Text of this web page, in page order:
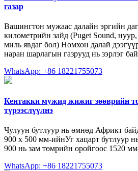
газар
Вашингтон мужаас далайн эргийн
километрийн зайд (Puget Sound,
миль явдаг бол) Номхон далай
наран шарлагын газрууд нь зэрлэг
WhatsApp: +86 18221755073
Кентакки мужид жижиг зөөврийн
түрээслүүлнэ
Чулуун бутлуур нь өмнөд Африкт
900 х 500 мм-ийнУг хацарт бутлуур
900 нь зам төмрийн оройгоос 1520
WhatsApp: +86 18221755073